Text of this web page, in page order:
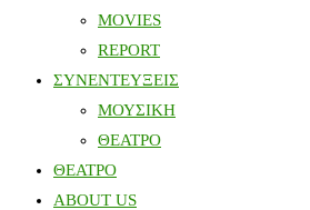
MOVIES
REPORT
ΣΥΝΕΝΤΕΥΞΕΙΣ
ΜΟΥΣΙΚΗ
ΘΕΑΤΡΟ
ΘΕΑΤΡΟ
ABOUT US